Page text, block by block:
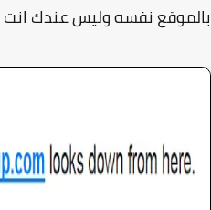
نفسه وليس عندك انت